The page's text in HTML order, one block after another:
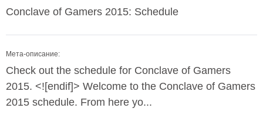
Conclave of Gamers 2015: Schedule
Мета-описание:
Check out the schedule for Conclave of Gamers
2015. <![endif]> Welcome to the Conclave of Gamers
2015 schedule. From here yo...